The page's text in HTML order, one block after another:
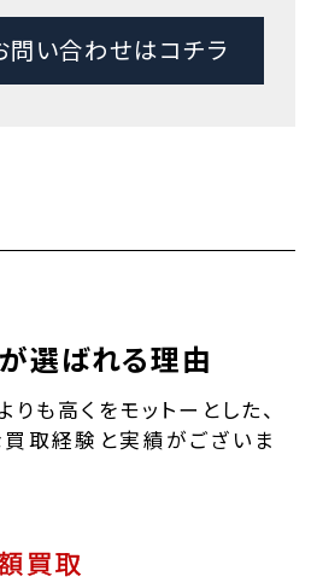
問い合わせはコチラ
選ばれる理由
りも高くをモットーとした、
取経験と実績がございま
買取